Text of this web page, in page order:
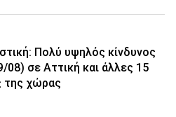
Πολύ υψηλός κίνδυνος
08) σε Αττική και άλλες 15
της χώρας